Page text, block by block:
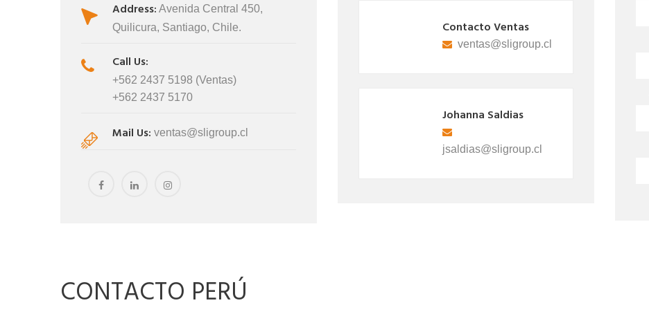
Address: Avenida Central 450,
Quilicura, Santiago, Chile.
Call Us:
+562 2437 5198 (Ventas)
+562 2437 5170
Mail Us: ventas@sligroup.cl
Contacto Ventas
jsaldias@sligroup.cl
Contacto Ventas Contacto Ventas
ventas@sligroup.cl
Johanna Saldias
jsaldias@sligroup.cl
CONTACTO PERÚ